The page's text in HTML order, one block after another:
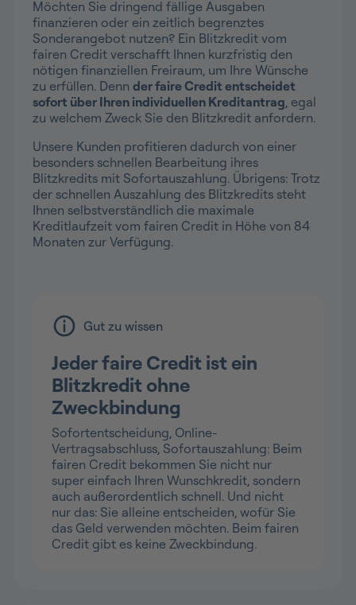
Möchten Sie dringend fällige Ausgaben
finanzieren oder ein zeitlich begrenztes
Sonderangebot nutzen? Ein Blitzkredit vom
fairen Credit verschafft Ihnen kurzfristig den
nötigen finanziellen Freiraum, um Ihre Wünsche
zu erfüllen. Denn der faire Credit entscheidet
sofort über Ihren individuellen Kreditantrag, egal
zu welchem Zweck Sie den Blitzkredit anfordern.
Unsere Kunden profitieren dadurch von einer
besonders schnellen Bearbeitung ihres
Blitzkredits mit Sofortauszahlung. Übrigens: Trotz
der schnellen Auszahlung des Blitzkredits steht
Ihnen selbstverständlich die maximale
Kreditlaufzeit vom fairen Credit in Höhe von 84
Monaten zur Verfügung.
Gut zu wissen
Jeder faire Credit ist ein
Blitzkredit ohne
Zweckbindung
Sofortentscheidung, Online-
Vertragsabschluss, Sofortauszahlung: Beim
fairen Credit bekommen Sie nicht nur
super einfach Ihren Wunschkredit, sondern
auch außerordentlich schnell. Und nicht
nur das: Sie alleine entscheiden, wofür Sie
das Geld verwenden möchten. Beim fairen
Credit gibt es keine Zweckbindung.